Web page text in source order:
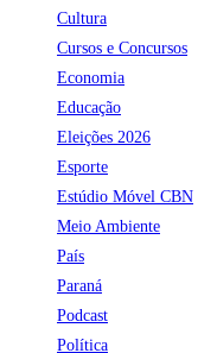
Cultura
Cursos e Concursos
Economia
Educação
Eleições 2026
Esporte
Estúdio Móvel CBN
Meio Ambiente
País
Paraná
Podcast
Política